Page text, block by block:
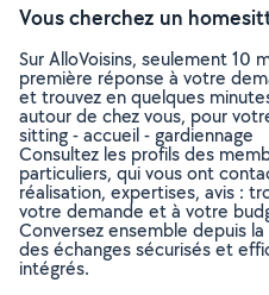
Vous cherchez un
Sur AlloVoisins, seulement 10
première réponse à votre
et trouvez en quelques
autour de chez vous, pour
sitting - accueil - gardiennage
Consultez les profils des
particuliers, qui vous ont
réalisation, expertises, avis :
votre demande et à votre
Conversez ensemble depuis
des échanges sécurisés et
intégrés.